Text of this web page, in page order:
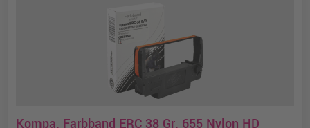
Kompa. Farbband ERC 38 Gr. 655 Nylon HD